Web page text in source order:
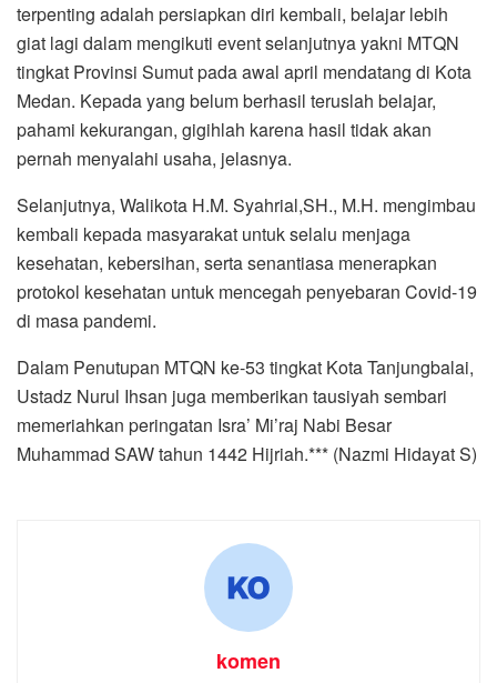
terpenting adalah persiapkan diri kembali, belajar lebih
giat lagi dalam mengikuti event selanjutnya yakni MTQN
tingkat Provinsi Sumut pada awal april mendatang di Kota
Medan. Kepada yang belum berhasil teruslah belajar,
pahami kekurangan, gigihlah karena hasil tidak akan
pernah menyalahi usaha, jelasnya.
Selanjutnya, Walikota H.M. Syahrial,SH., M.H. mengimbau
kembali kepada masyarakat untuk selalu menjaga
kesehatan, kebersihan, serta senantiasa menerapkan
protokol kesehatan untuk mencegah penyebaran Covid-19
di masa pandemi.
Dalam Penutupan MTQN ke-53 tingkat Kota Tanjungbalai,
Ustadz Nurul Ihsan juga memberikan tausiyah sembari
memeriahkan peringatan Isra’ Mi’raj Nabi Besar
Muhammad SAW tahun 1442 Hijriah.*** (Nazmi Hidayat S)
komen